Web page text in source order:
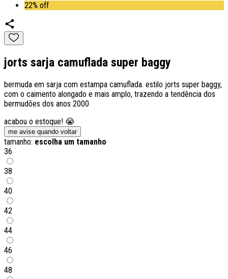
22% off
jorts sarja camuflada super baggy
bermuda em sarja com estampa camuflada. estilo jorts super baggy,
com o caimento alongado e mais amplo, trazendo a tendência dos
bermudões dos anos 2000
acabou o estoque! 😭
me avise quando voltar
tamanho: escolha um tamanho
36
38
40
42
44
46
48